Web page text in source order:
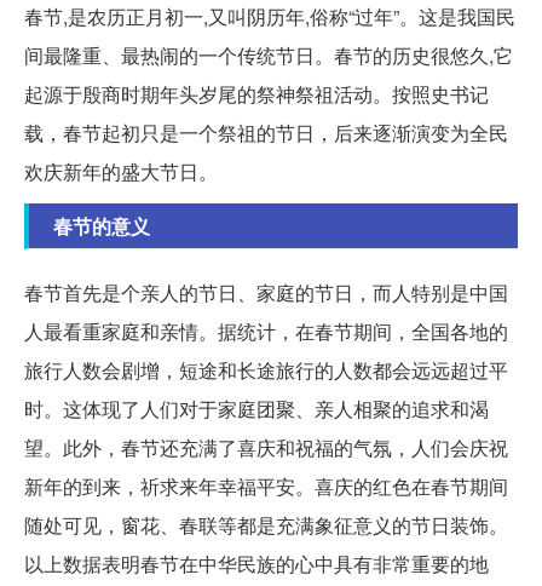
春节,是农历正月初一,又叫阴历年,俗称“过年”。这是我国民
间最隆重、最热闹的一个传统节日。春节的历史很悠久,它
起源于殷商时期年头岁尾的祭神祭祖活动。按照史书记
载，春节起初只是一个祭祖的节日，后来逐渐演变为全民
欢庆新年的盛大节日。
春节的意义
春节首先是个亲人的节日、家庭的节日，而人特别是中国
人最看重家庭和亲情。据统计，在春节期间，全国各地的
旅行人数会剧增，短途和长途旅行的人数都会远远超过平
时。这体现了人们对于家庭团聚、亲人相聚的追求和渴
望。此外，春节还充满了喜庆和祝福的气氛，人们会庆祝
新年的到来，祈求来年幸福平安。喜庆的红色在春节期间
随处可见，窗花、春联等都是充满象征意义的节日装饰。
以上数据表明春节在中华民族的心中具有非常重要的地